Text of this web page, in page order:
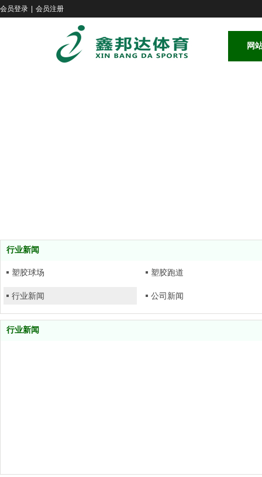
网
会员登录 会员注册
行业新闻
塑胶球场 塑胶跑道
行业新闻 公司新闻
行业新闻